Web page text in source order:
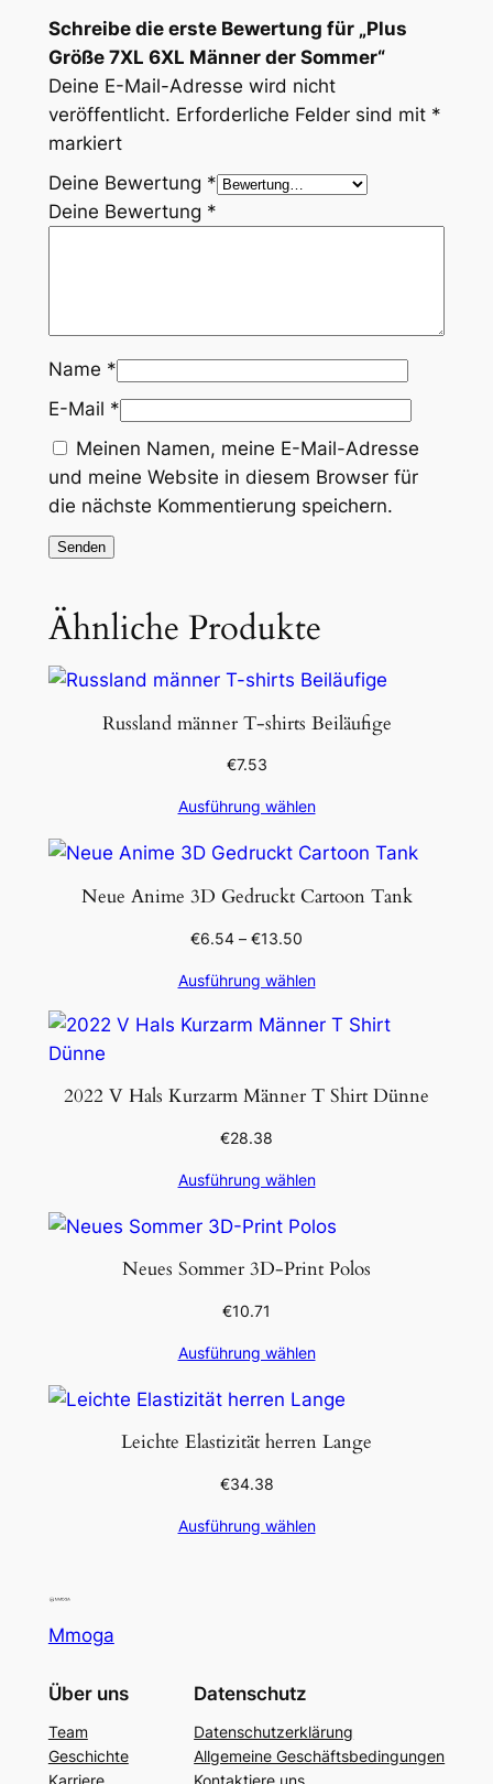
Schreibe die erste Bewertung für „Plus
Größe 7XL 6XL Männer der Sommer“
Deine E-Mail-Adresse wird nicht
veröffentlicht. Erforderliche Felder sind mit *
markiert
Deine Bewertung *
Deine Bewertung *
Name *
E-Mail *
Meinen Namen, meine E-Mail-Adresse
und meine Website in diesem Browser für
die nächste Kommentierung speichern.
Ähnliche Produkte
Russland männer T-shirts Beiläufige
€7.53
Ausführung wählen
Neue Anime 3D Gedruckt Cartoon Tank
€6.54 – €13.50
Ausführung wählen
2022 V Hals Kurzarm Männer T Shirt Dünne
€28.38
Ausführung wählen
Neues Sommer 3D-Print Polos
€10.71
Ausführung wählen
Leichte Elastizität herren Lange
€34.38
Ausführung wählen
Mmoga
Über uns
Team
Geschichte
Datenschutz
Datenschutzerklärung
Allgemeine Geschäftsbedingungen